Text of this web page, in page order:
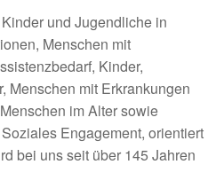
und Jugendliche in
Menschen mit
Kinder,
Menschen mit Erkrankungen
im Alter sowie
Engagement, orientiert
bei uns seit über 145 Jahren